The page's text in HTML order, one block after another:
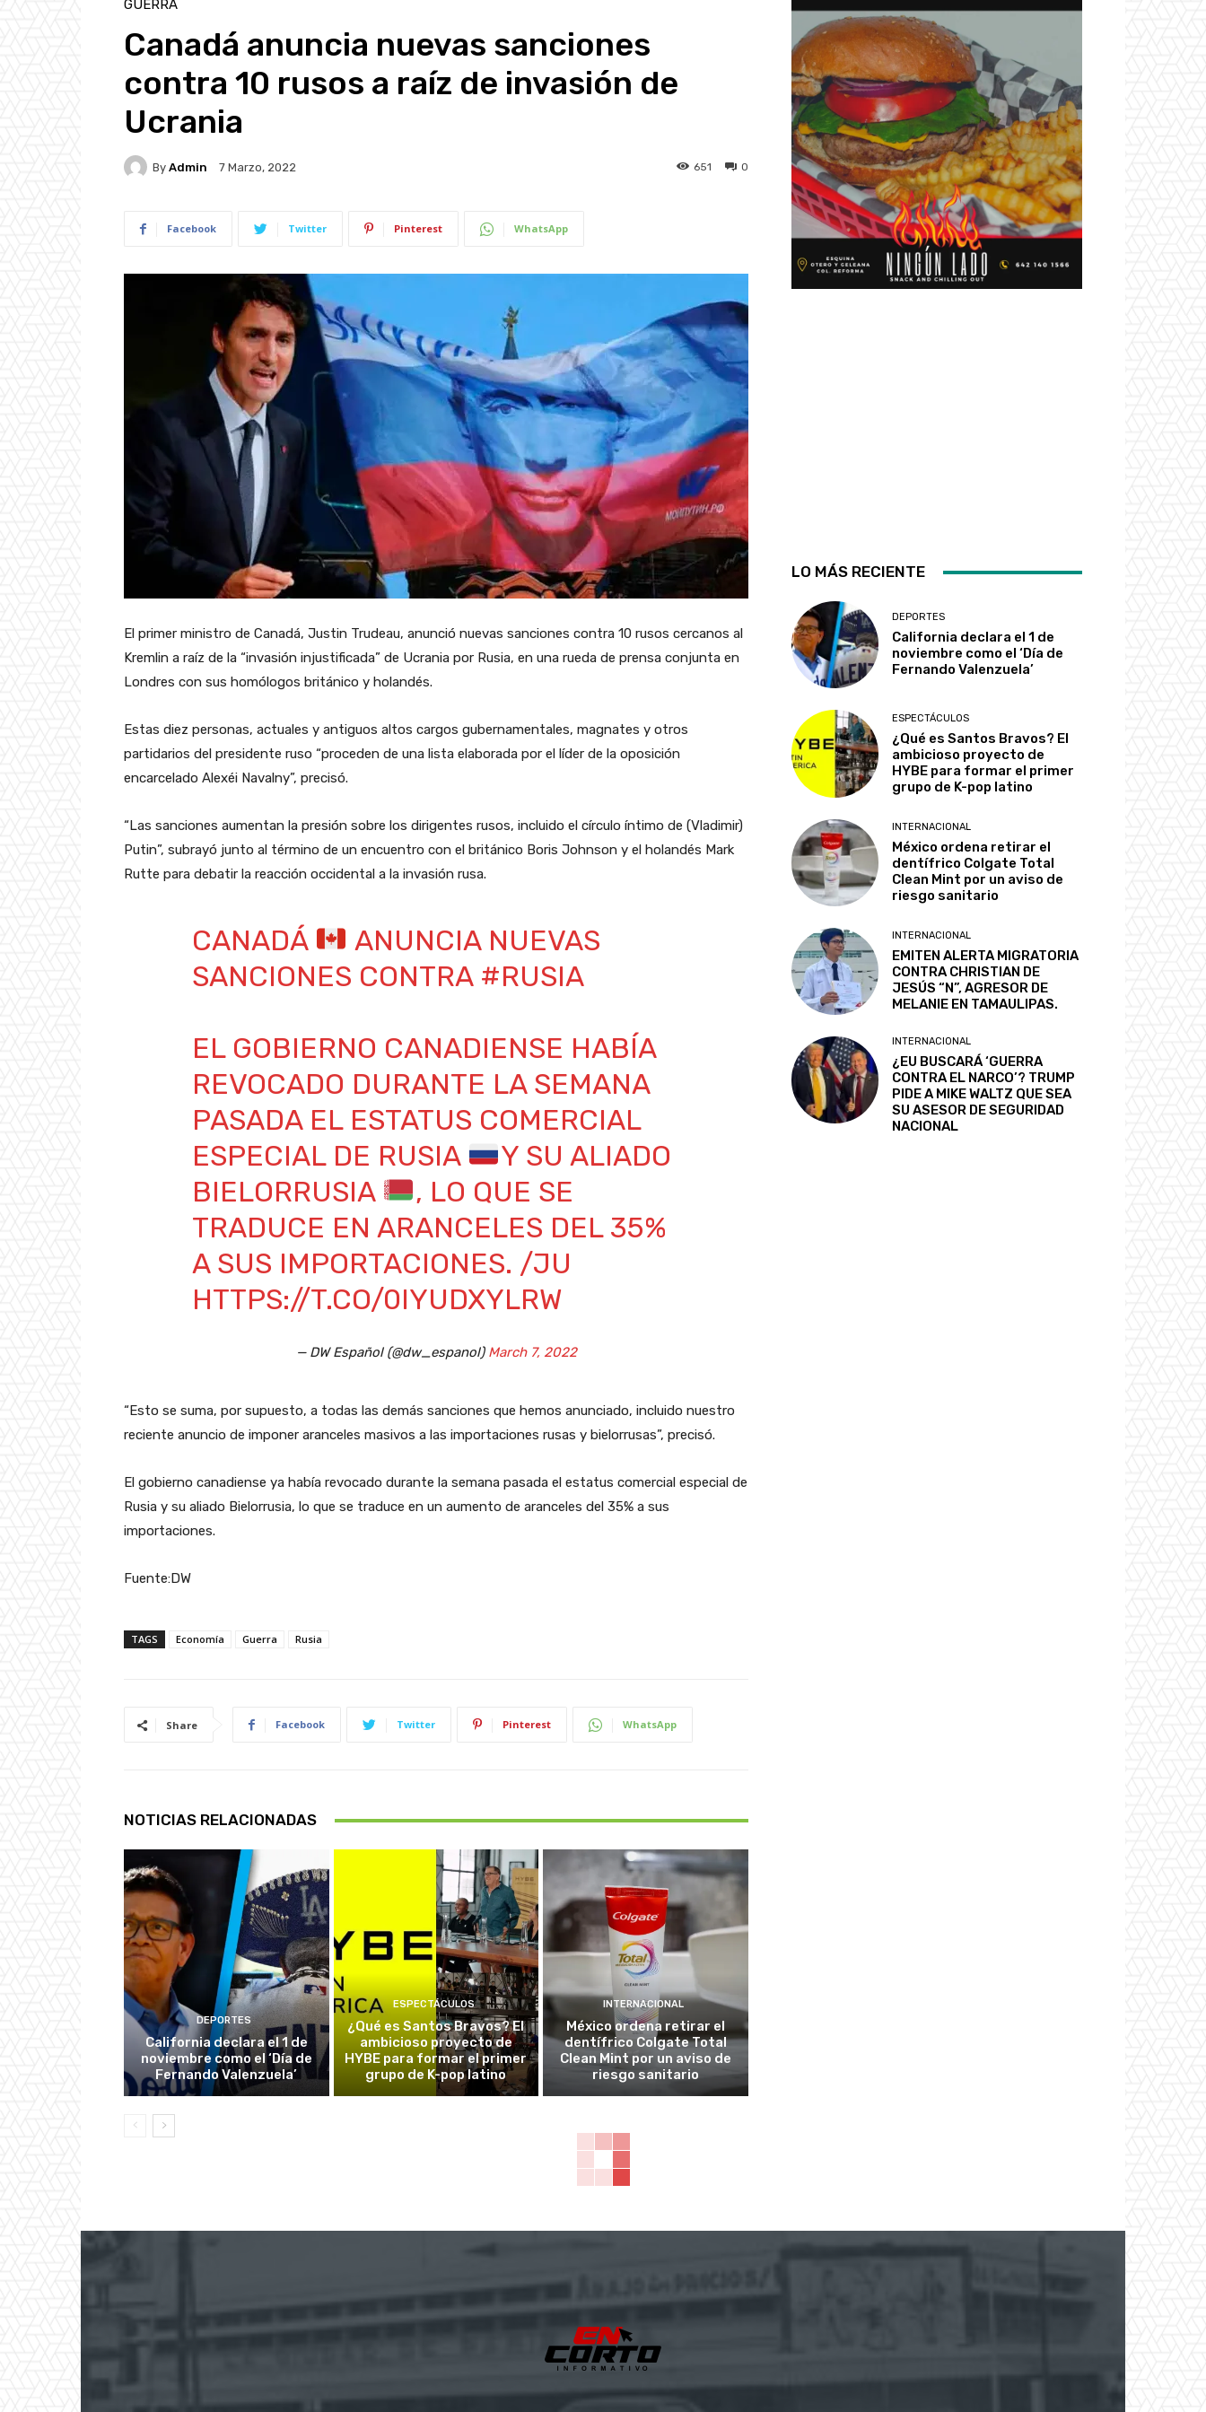
GUERRA
Canadá anuncia nuevas sanciones
contra 10 rusos a raíz de invasión de
Ucrania
By Admin 7 Marzo, 2022 0
651
Facebook Twitter Pinterest WhatsApp
El primer ministro de Canadá, Justin Trudeau, anunció nuevas sanciones contra 10 rusos cercanos al
Kremlin a raíz de la “invasión injustificada” de Ucrania por Rusia, en una rueda de prensa conjunta en
Londres con sus homólogos británico y holandés.
Estas diez personas, actuales y antiguos altos cargos gubernamentales, magnates y otros
partidarios del presidente ruso “proceden de una lista elaborada por el líder de la oposición
encarcelado Alexéi Navalny”, precisó.
“Las sanciones aumentan la presión sobre los dirigentes rusos, incluido el círculo íntimo de (Vladimir)
Putin”, subrayó junto al término de un encuentro con el británico Boris Johnson y el holandés Mark
Rutte para debatir la reacción occidental a la invasión rusa.
CANADÁ
ANUNCIA NUEVAS
SANCIONES CONTRA #RUSIA
EL GOBIERNO CANADIENSE HABÍA
REVOCADO DURANTE LA SEMANA
PASADA EL ESTATUS COMERCIAL
ESPECIAL DE RUSIA
Y SU ALIADO
BIELORRUSIA
, LO QUE SE
TRADUCE EN ARANCELES DEL 35%
A SUS IMPORTACIONES. /JU
HTTPS://T.CO/0IYUDXYLRW
— DW Español (@dw_espanol) March 7, 2022
“Esto se suma, por supuesto, a todas las demás sanciones que hemos anunciado, incluido nuestro
reciente anuncio de imponer aranceles masivos a las importaciones rusas y bielorrusas”, precisó.
El gobierno canadiense ya había revocado durante la semana pasada el estatus comercial especial de
Rusia y su aliado Bielorrusia, lo que se traduce en un aumento de aranceles del 35% a sus
importaciones.
Fuente:DW
TAGS Economía Guerra Rusia
Share Facebook Twitter Pinterest WhatsApp
NOTICIAS RELACIONADAS
DEPORTES
California declara el 1 de
noviembre como el ‘Día de
Fernando Valenzuela’
ESPECTÁCULOS
¿Qué es Santos Bravos? El
ambicioso proyecto de
HYBE para formar el primer
grupo de K-pop latino
INTERNACIONAL
México ordena retirar el
dentífrico Colgate Total
Clean Mint por un aviso de
riesgo sanitario
LO MÁS RECIENTE
DEPORTES
California declara el 1 de
noviembre como el ‘Día de
Fernando Valenzuela’
ESPECTÁCULOS
¿Qué es Santos Bravos? El
ambicioso proyecto de
HYBE para formar el primer
grupo de K-pop latino
INTERNACIONAL
México ordena retirar el
dentífrico Colgate Total
Clean Mint por un aviso de
riesgo sanitario
INTERNACIONAL
EMITEN ALERTA MIGRATORIA
CONTRA CHRISTIAN DE
JESÚS “N”, AGRESOR DE
MELANIE EN TAMAULIPAS.
INTERNACIONAL
¿EU BUSCARÁ ‘GUERRA
CONTRA EL NARCO’? TRUMP
PIDE A MIKE WALTZ QUE SEA
SU ASESOR DE SEGURIDAD
NACIONAL